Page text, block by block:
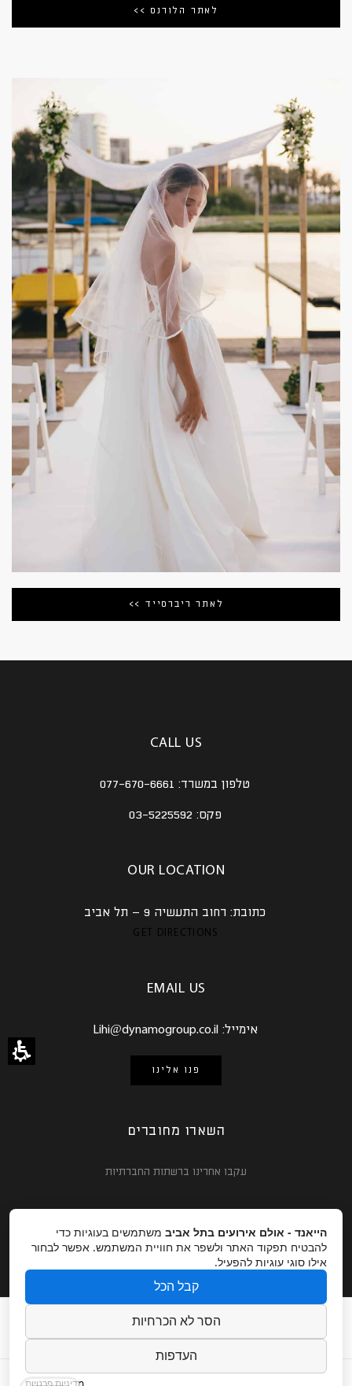
לאתר הלורנס >>
לאתר ריברסייד >>
CALL US
טלפון במשרד: 077-670-6661
פקס:03-5225592
OUR LOCATION
כתובת: רחוב התעשיה 9 – תל אביב
GET DIRECTIONS
EMAIL US
אימייל: Lihi@dynamogroup.co.il
פנו אלינו
השארו מחוברים
עקבו אחרינו ברשתות החברתיות
חתונות ואירועים עסקיים אודות
צור קשר קרדיטים לצלמים הצהרת נגישות
הייאנד - אולם אירועים בתל אביב משתמשים בעוגיות כדי
להבטיח תפקוד האתר ולשפר את חוויית המשתמש. אפשר לבחור
אילו סוגי עוגיות להפעיל.
קבל הכל
הסר לא הכרחיות
העדפות
מדיניות פרטיות